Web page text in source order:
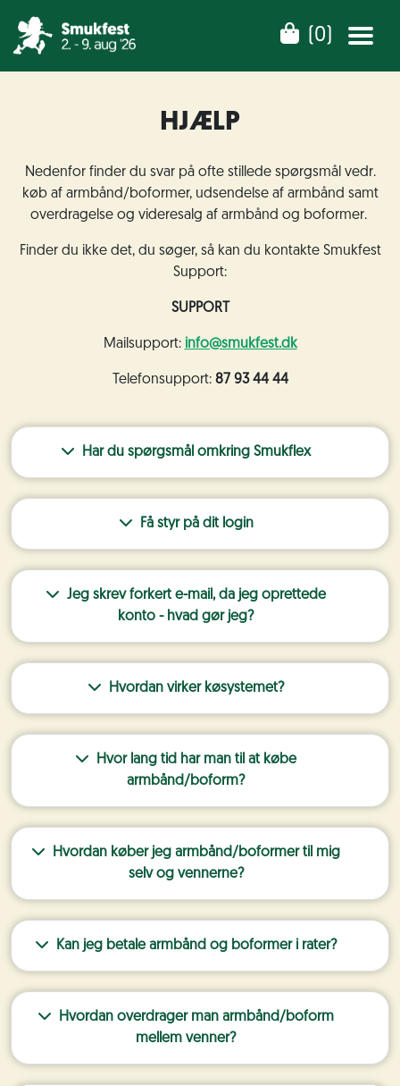
(0)
HJÆLP
Nedenfor finder du svar på ofte stillede spørgsmål vedr.
køb af armbånd/boformer, udsendelse af armbånd samt
overdragelse og videresalg af armbånd og boformer.
Finder du ikke det, du søger, så kan du kontakte Smukfest
Support:
SUPPORT
Mailsupport: info@smukfest.dk
Telefonsupport: 87 93 44 44
Har du spørgsmål omkring Smukflex
Få styr på dit login
Jeg skrev forkert e-mail, da jeg oprettede
konto - hvad gør jeg?
Hvordan virker køsystemet?
Hvor lang tid har man til at købe
armbånd/boform?
Hvordan køber jeg armbånd/boformer til mig
selv og vennerne?
Kan jeg betale armbånd og boformer i rater?
Hvordan overdrager man armbånd/boform
mellem venner?